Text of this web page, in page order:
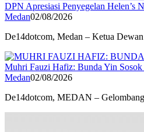
DPN Apresiasi Penyegelan Helen’s
Medan02/08/2026
De14dotcom, Medan – Ketua
Muhri Fauzi Hafiz: Bunda Yin
Medan02/08/2026
De14dotcom, MEDAN –